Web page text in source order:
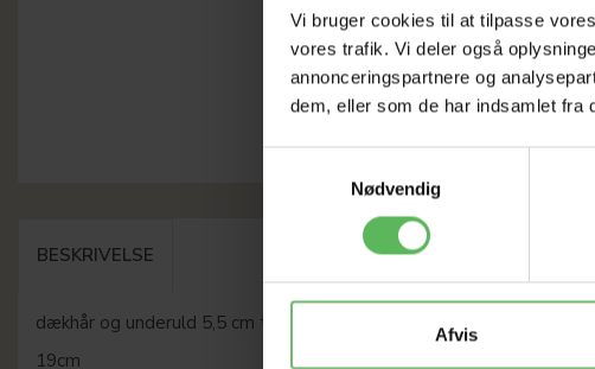
Vi bruger cookies til at tilpasse
vores trafik. Vi deler også
annonceringspartnere og
dem, eller som de har indsamlet fra
Nødvendig
Afvis
BESKRIVELSE
dækhår og underuld 5,5 cm tandlængde plasthåndtag med
19cm